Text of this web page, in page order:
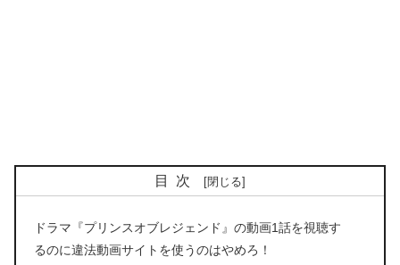
目次
ドラマ『プリンスオブレジェンド』の動画1話を視聴す
るのに違法動画サイトを使うのはやめろ！